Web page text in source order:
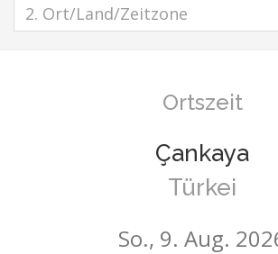
Ortszeit
Çankaya
Türkei
So., 9. Aug.